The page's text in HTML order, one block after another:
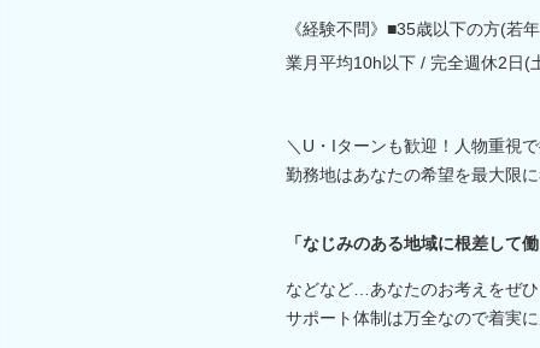
《経験不問》■35歳以下の方(
業月平均10h以下 / 完全週休2日(
＼U・Iターンも歓迎！人物重視
勤務地はあなたの希望を最大限
「なじみのある地域に根差して
などなど…あなたのお考えをぜ
サポート体制は万全なので着実